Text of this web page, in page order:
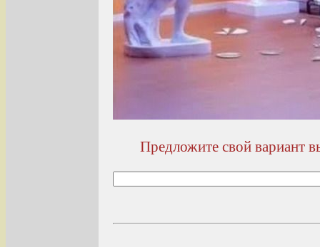
Предложите свой вариант